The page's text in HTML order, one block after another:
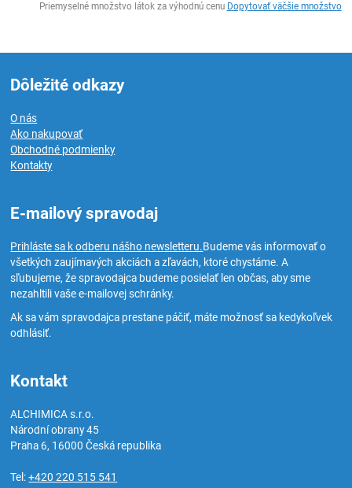
Priemyselné množstvo látok za výhodnú cenu Dopytovať väčšie množstvo
Dôležité odkazy
O nás
Ako nakupovať
Obchodné podmienky
Kontakty
E-mailový spravodaj
Prihláste sa k odberu nášho newsletteru.Budeme vás informovať o
všetkých zaujímavých akciách a zľavách, ktoré chystáme. A
sľubujeme, že spravodajca budeme posielať len občas, aby sme
nezahltili vaše e-mailovej schránky.
Ak sa vám spravodajca prestane páčiť, máte možnosť sa kedykoľvek
odhlásiť.
Kontakt
ALCHIMICA s.r.o.
Národní obrany 45
Praha 6, 16000Česká republika
Tel:+420 220 515 541